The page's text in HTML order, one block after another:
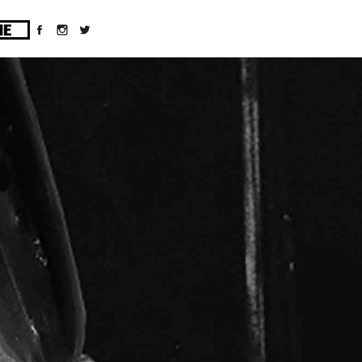
10/d43051023/htdocs/wordpress/wp-